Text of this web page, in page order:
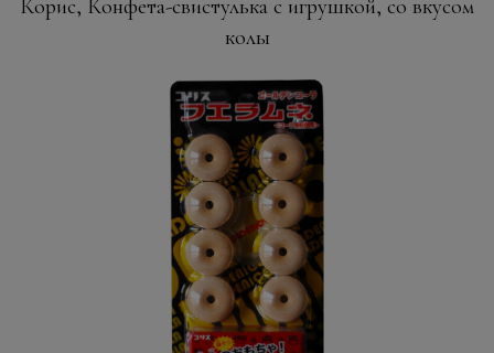
Корис, Конфета-свистулька с игрушкой, со вкусом
колы